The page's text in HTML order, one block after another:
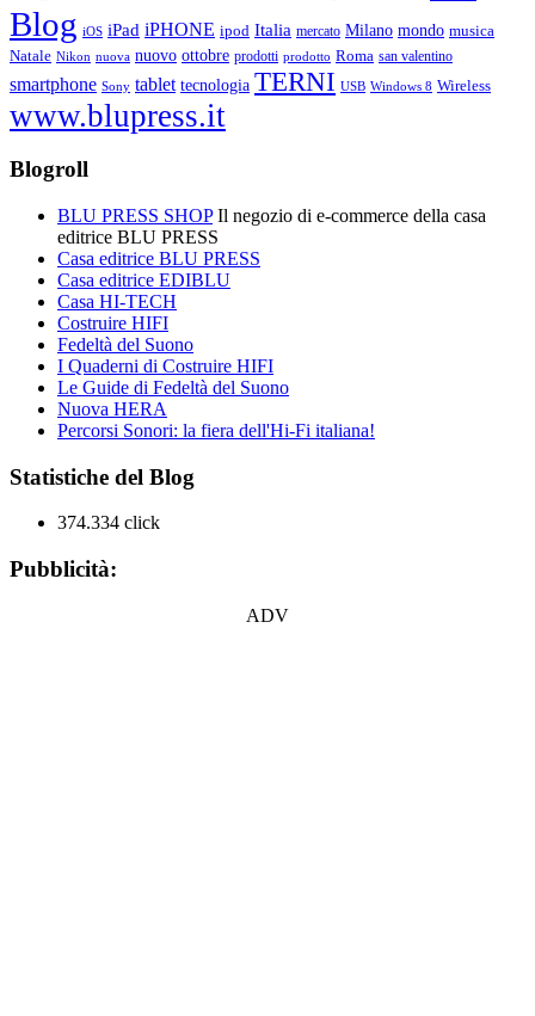
Blog iOS iPad iPHONE ipod Italia mercato Milano mondo musica
Natale Nikon nuova nuovo ottobre prodotti prodotto Roma san valentino
smartphone Sony tablet tecnologia TERNI USB Windows 8 Wireless
www.blupress.it
Blogroll
BLU PRESS SHOPIl negozio di e-commerce della casa
editrice BLU PRESS
Casa editrice BLU PRESS
Casa editrice EDIBLU
Casa HI-TECH
Costruire HIFI
Fedeltà del Suono
I Quaderni di Costruire HIFI
Le Guide di Fedeltà del Suono
Nuova HERA
Percorsi Sonori: la fiera dell'Hi-Fi italiana!
Statistiche del Blog
374.334 click
Pubblicità:
ADV